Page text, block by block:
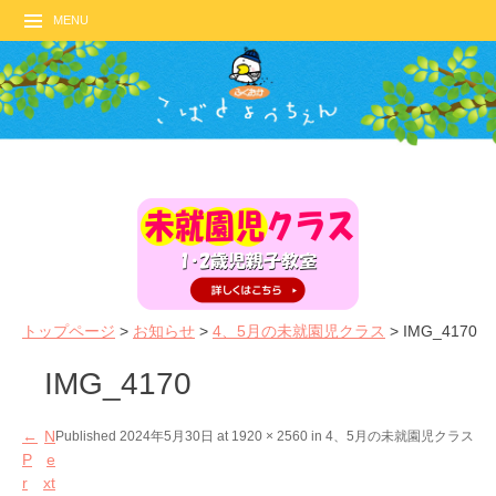
MENU
トップページ > お知らせ > 4、5月の未就園児クラス > IMG_4170
IMG_4170
Published 2024年5月30日 at 1920 × 2560 in 4、5月の未就園児クラス
←
P
r
N
e
xt